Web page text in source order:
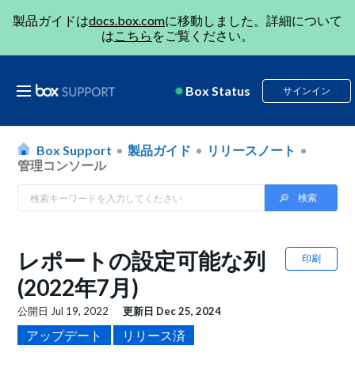
製品ガイドはdocs.box.comに移動しました。詳細について
はこちら をご覧ください。
Box Status サインイン
Box Support 製品ガイド
リリースノート
管理コンソール
印刷
レポートの設定可能な列
(2022年7月)
公開日 Jul 19, 2022 更新日 Dec 25, 2024
アップデート リリース済